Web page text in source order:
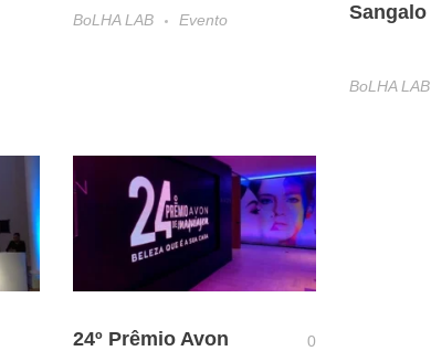
BoLHA LAB
Evento
Sangalo
BoLHA LAB
24º Prêmio Avon
0